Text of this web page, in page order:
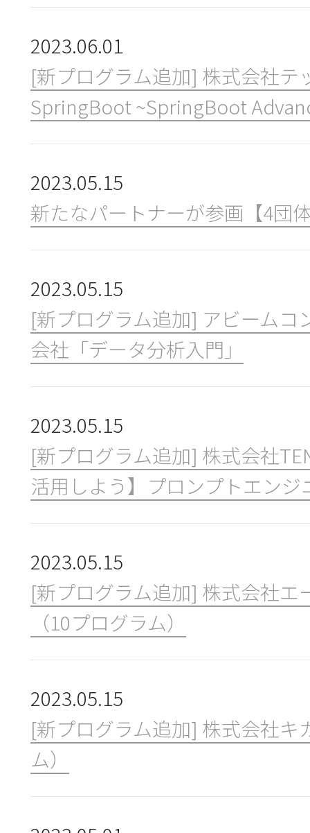
2023.06.01
[新プログラム追加] 株式会社テ
SpringBoot ~SpringBoot
2023.05.15
新たなパートナーが参画【4団
2023.05.15
[新プログラム追加] アビームコ
会社「データ分析入門」
2023.05.15
[新プログラム追加] 株式会社
活用しよう】プロンプトエンジ
2023.05.15
[新プログラム追加] 株式会社エ
（10プログラム）
2023.05.15
[新プログラム追加] 株式会社キ
ム）